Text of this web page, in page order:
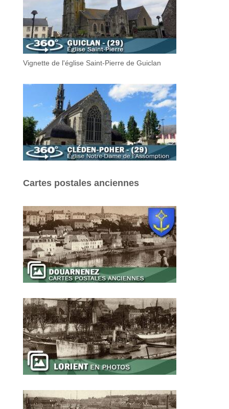
Vignette de l'église Saint-Pierre de Guiclan
Cartes postales anciennes